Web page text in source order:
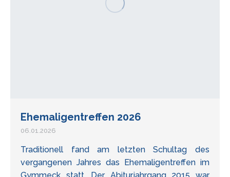
Ehemaligentreffen 2026
06.01.2026
Traditionell fand am letzten Schultag des
vergangenen Jahres das Ehemaligentreffen im